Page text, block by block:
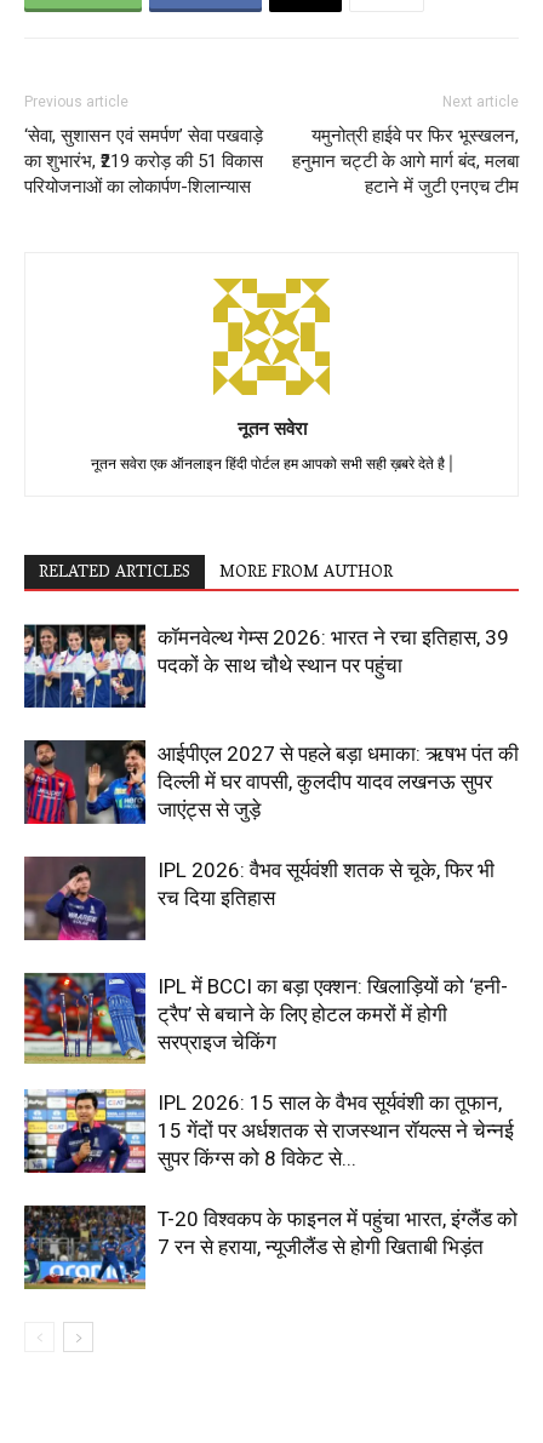
Previous article
‘सेवा, सुशासन एवं समर्पण’ सेवा पखवाड़े
का शुभारंभ, ₹219 करोड़ की 51 विकास
परियोजनाओं का लोकार्पण-शिलान्यास
Next article
यमुनोत्री हाईवे पर फिर भूस्खलन,
हनुमान चट्टी के आगे मार्ग बंद, मलबा
हटाने में जुटी एनएच टीम
नूतन सवेरा
नूतन सवेरा एक ऑनलाइन हिंदी पोर्टल हम आपको सभी सही ख़बरे देते है |
RELATED ARTICLES MORE FROM AUTHOR
कॉमनवेल्थ गेम्स 2026: भारत ने रचा इतिहास, 39
पदकों के साथ चौथे स्थान पर पहुंचा
आईपीएल 2027 से पहले बड़ा धमाका: ऋषभ पंत की
दिल्ली में घर वापसी, कुलदीप यादव लखनऊ सुपर
जाएंट्स से जुड़े
IPL 2026: वैभव सूर्यवंशी शतक से चूके, फिर भी
रच दिया इतिहास
IPL में BCCI का बड़ा एक्शन: खिलाड़ियों को ‘हनी-
ट्रैप’ से बचाने के लिए होटल कमरों में होगी
सरप्राइज चेकिंग
IPL 2026: 15 साल के वैभव सूर्यवंशी का तूफान,
15 गेंदों पर अर्धशतक से राजस्थान रॉयल्स ने चेन्नई
सुपर किंग्स को 8 विकेट से...
T-20 विश्वकप के फाइनल में पहुंचा भारत, इंग्लैंड को
7 रन से हराया, न्यूजीलैंड से होगी खिताबी भिड़ंत